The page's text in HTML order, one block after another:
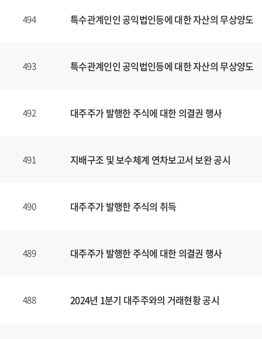
494 특수관계인인 공익법인등에 대한 자산의 무상양도
493 특수관계인인 공익법인등에 대한 자산의 무상양도
492 대주주가 발행한 주식에 대한 의결권 행사
491 지배구조 및 보수체계 연차보고서 보완 공시
490 대주주가 발행한 주식의 취득
489 대주주가 발행한 주식에 대한 의결권 행사
488 2024년 1분기 대주주와의 거래현황 공시